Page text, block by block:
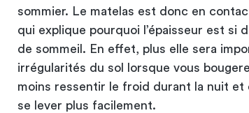
sommier. Le matelas est donc en
qui explique pourquoi l’épaisseur est
de sommeil. En effet, plus elle sera
irrégularités du sol lorsque vous
moins ressentir le froid durant la nuit et
se lever plus facilement.